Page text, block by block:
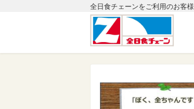
全日食チェーンをご利用のお客様